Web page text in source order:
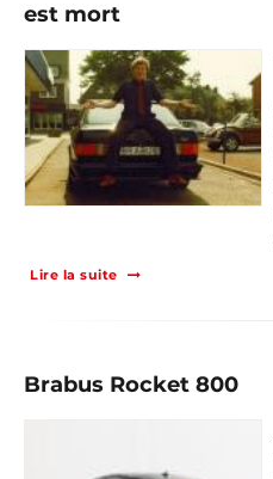
est mort
Lire la suite
Brabus Rocket 800